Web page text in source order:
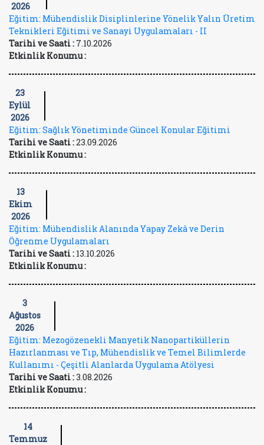
2026
Eğitim: Mühendislik Disiplinlerine Yönelik Yalın Üretim
Teknikleri Eğitimi ve Sanayi Uygulamaları - II
Tarihi ve Saati : 7.10.2026
Etkinlik Konumu :
23
Eylül
2026
Eğitim: Sağlık Yönetiminde Güncel Konular Eğitimi
Tarihi ve Saati :23.09.2026
Etkinlik Konumu :
13
Ekim
2026
Eğitim: Mühendislik Alanında Yapay Zekâ ve Derin
Öğrenme Uygulamaları
Tarihi ve Saati : 13.10.2026
Etkinlik Konumu :
3
Ağustos
2026
Eğitim: Mezogözenekli Manyetik Nanopartiküllerin
Hazırlanması ve Tıp, Mühendislik ve Temel Bilimlerde
Kullanımı - Çeşitli Alanlarda Uygulama Atölyesi
Tarihi ve Saati :3.08.2026
Etkinlik Konumu :
14
Temmuz